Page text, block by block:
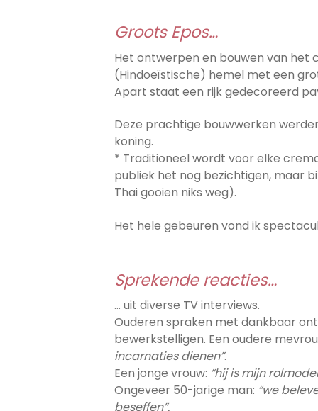
Groots Epos…
Het ontwerpen en bouwen van het
(Hindoeïstische) hemel met een
Apart staat een rijk gedecoreerd
Deze prachtige bouwwerken
koning.
* Traditioneel wordt voor elke
publiek het nog bezichtigen, maar
Thai gooien niks weg).
Het hele gebeuren vond ik
Sprekende reacties…
… uit diverse TV interviews.
Ouderen spraken met dankbaar
bewerkstelligen. Een oudere
incarnaties dienen”.
Een jonge vrouw: “hij is mijn
Ongeveer 50-jarige man: “we
beseffen”.